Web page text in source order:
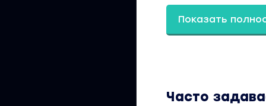
Воронка с
материал
Показать
Часто